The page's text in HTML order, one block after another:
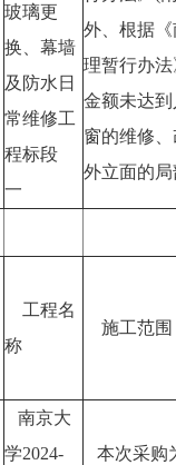
玻璃更
换、幕墙
及防水日
常维修工
程标段
一
外、根据
理暂行办
金额未达
窗的维修
外立面的
工程名
称
施工范围
南京大
学2024-
本次采购